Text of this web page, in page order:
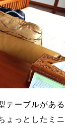
テーブルがある
ょっとしたミニ